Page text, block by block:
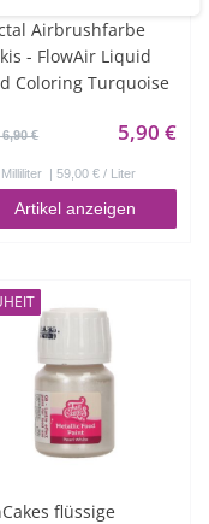
Airbrushfarbe
- FlowAir Liquid
Coloring Turquoise
6,90 € 5,90 €
Milliliter | 59,00 € / Liter
Artikel anzeigen
flüssige